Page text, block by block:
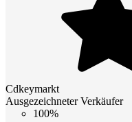
Cdkeymarkt
Ausgezeichneter Verkäufer
100%